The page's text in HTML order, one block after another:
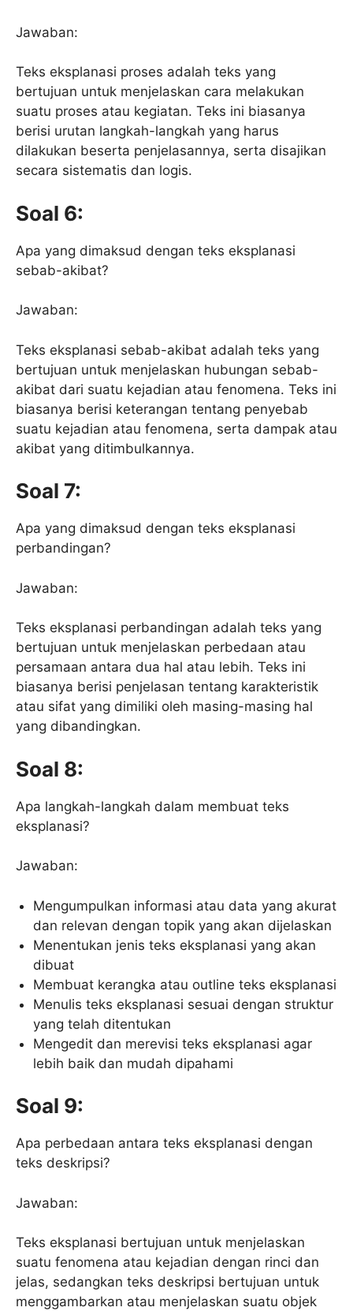
Jawaban:
Teks eksplanasi proses adalah teks yang
bertujuan untuk menjelaskan cara melakukan
suatu proses atau kegiatan. Teks ini biasanya
berisi urutan langkah-langkah yang harus
dilakukan beserta penjelasannya, serta disajikan
secara sistematis dan logis.
Soal 6:
Apa yang dimaksud dengan teks eksplanasi
sebab-akibat?
Jawaban:
Teks eksplanasi sebab-akibat adalah teks yang
bertujuan untuk menjelaskan hubungan sebab-
akibat dari suatu kejadian atau fenomena. Teks ini
biasanya berisi keterangan tentang penyebab
suatu kejadian atau fenomena, serta dampak atau
akibat yang ditimbulkannya.
Soal 7:
Apa yang dimaksud dengan teks eksplanasi
perbandingan?
Jawaban:
Teks eksplanasi perbandingan adalah teks yang
bertujuan untuk menjelaskan perbedaan atau
persamaan antara dua hal atau lebih. Teks ini
biasanya berisi penjelasan tentang karakteristik
atau sifat yang dimiliki oleh masing-masing hal
yang dibandingkan.
Soal 8:
Apa langkah-langkah dalam membuat teks
eksplanasi?
Jawaban:
Mengumpulkan informasi atau data yang akurat
dan relevan dengan topik yang akan dijelaskan
Menentukan jenis teks eksplanasi yang akan
dibuat
Membuat kerangka atau outline teks eksplanasi
Menulis teks eksplanasi sesuai dengan struktur
yang telah ditentukan
Mengedit dan merevisi teks eksplanasi agar
lebih baik dan mudah dipahami
Soal 9:
Apa perbedaan antara teks eksplanasi dengan
teks deskripsi?
Jawaban:
Teks eksplanasi bertujuan untuk menjelaskan
suatu fenomena atau kejadian dengan rinci dan
jelas, sedangkan teks deskripsi bertujuan untuk
menggambarkan atau menjelaskan suatu objek